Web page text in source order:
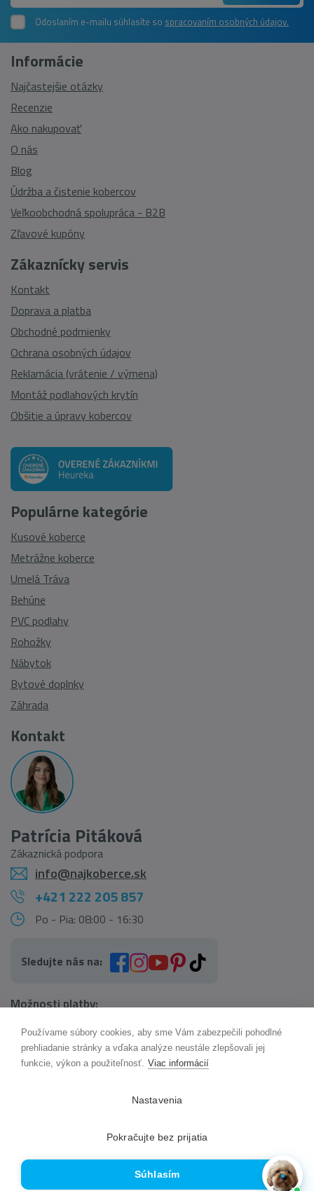
Odoslaním e-mailu súhlasíte so spracovaním osobných údajov.
Zákaznícky servis
Kontakt
Doprava a platba
Obchodné podmienky
Ochrana osobných údajov
Reklamácia (vrátenie / výmena)
Montáž podlahových krytín
Obšitie a úpravy kobercov
Informácie
Najčastejšie otázky
Recenzie
Ako nakupovať
O nás
Blog
Údržba a čistenie kobercov
Veľkoobchodná spolupráca - B2B
Zľavové kupóny
Populárne kategórie
Kusové koberce
Metrážne koberce
Umelá Tráva
Behúne
PVC podlahy
Rohožky
Nábytok
Bytové doplnky
Záhrada
Kontakt
Patrícia Pitáková
Zákaznická podpora
info@najkoberce.sk
+421 222 205 857
Po - Pia: 08:00 - 16:30
Sledujte nás na:
Možnosti platby:
AI pomocník Maxík
Online
Používame súbory cookies, aby sme Vám zabezpečili pohodlné
prehliadanie stránky a vďaka analýze neustále zlepšovali jej
funkcie, výkon a použiteľnosť. Viac informácií
Nastavenia
Pokračujte bez prijatia
Súhlasím